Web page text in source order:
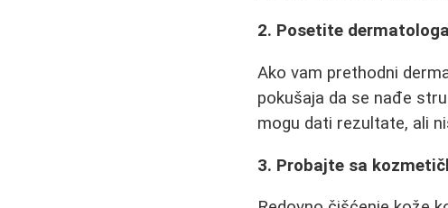
2. Posetite dermatologa
Ako vam prethodni
pokušaja da se nađe
mogu dati rezultate, ali
3. Probajte sa